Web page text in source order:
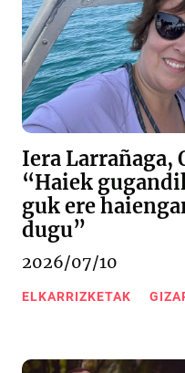
Iera Larrañaga,
“Haiek
guk ere
dugu”
2026/07/10
ELKARRIZKETAK